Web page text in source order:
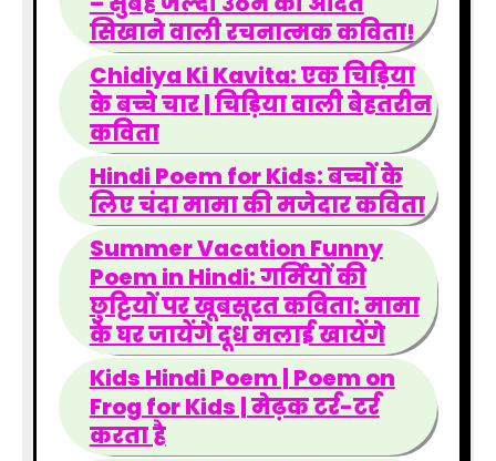
सिखाने वाली रचनात्मक कविता!
Chidiya Ki Kavita: एक चिड़िया
के बच्चे चार | चिड़िया वाली बेहतरीन
कविता
Hindi Poem for Kids: बच्चों के
लिए चंदा मामा की मजेदार कविता
Summer Vacation Funny
Poem in Hindi: गर्मियों की
छुट्टियों पर खूबसूरत कविता: मामा
के घर जायेंगे दूध मलाई खायेंगे
Kids Hindi Poem | Poem on
Frog for Kids | मेढ़क टर्र-टर्र
करता है